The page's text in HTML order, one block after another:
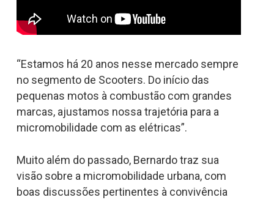
“Estamos há 20 anos nesse mercado sempre
no segmento de Scooters. Do início das
pequenas motos à combustão com grandes
marcas, ajustamos nossa trajetória para a
micromobilidade com as elétricas”.
Muito além do passado, Bernardo traz sua
visão sobre a micromobilidade urbana, com
boas discussões pertinentes à convivência